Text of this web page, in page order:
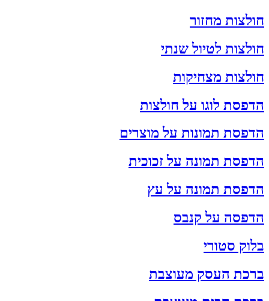
חולצות מחזור
חולצות לטיול שנתי
חולצות מצחיקות
הדפסת לוגו על חולצות
הדפסת תמונות על מוצרים
הדפסת תמונה על זכוכית
הדפסת תמונה על עץ
הדפסה על קנבס
בלוק סטורי
ברכת העסק מעוצבת